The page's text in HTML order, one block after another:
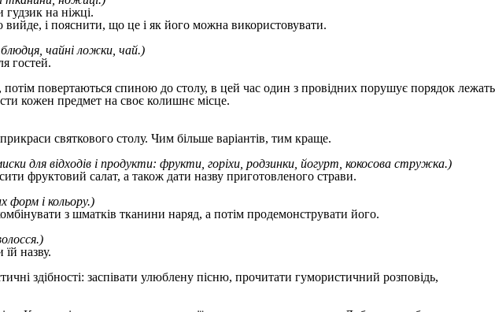
на ніжці.
і пояснити, що це і як його можна використовувати.
чайні ложки, чай.)
гостей.
потім повертаються спиною до столу, в цей час один з провідних порушує порядок лежать
кожен предмет на своє колишнє місце.
святкового столу. Чим більше варіантів, тим краще.
для відходів і продукти: фрукти, горіхи, родзинки, йогурт, кокосова стружка.)
фруктовий салат, а також дати назву приготовленого страви.
форм і кольору.)
з шматків тканини наряд, а потім продемонструвати його.
їй назву.
здібності: заспівати улюблену пісню, прочитати гумористичний розповідь,